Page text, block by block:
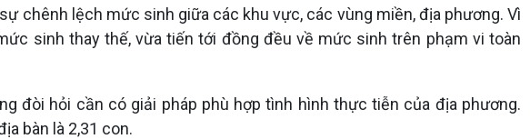
chênh lệch mức sinh giữa các khu vực, các vùng miền, địa phương. Vì
sinh thay thế, vừa tiến tới đồng đều về mức sinh trên phạm vi toàn
đòi hỏi cần có giải pháp phù hợp tình hình thực tiễn của địa phương.
bàn là 2,31 con.